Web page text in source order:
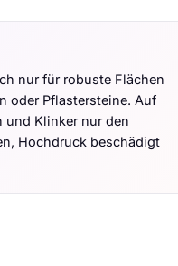
nur für robuste Flächen
oder Pflastersteine. Auf
und Klinker nur den
Hochdruck beschädigt